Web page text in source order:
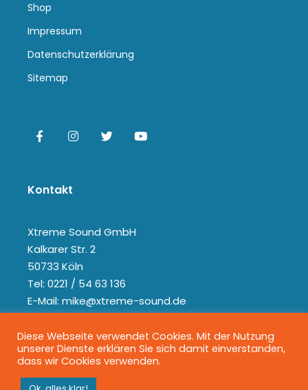
Shop
Impressum
Datenschutzerklärung
Sitemap
Kontakt
Xtreme Sound GmbH
Kalkarer Str. 2
50733 Köln
Tel: 0221 / 54 63 136
E-Mail: mike@xtreme-sound.de
Diese Webseite verwendet Cookies. Mit der Nutzung
unserer Dienste erklären Sie sich damit einverstanden,
dass wir Cookies verwenden.